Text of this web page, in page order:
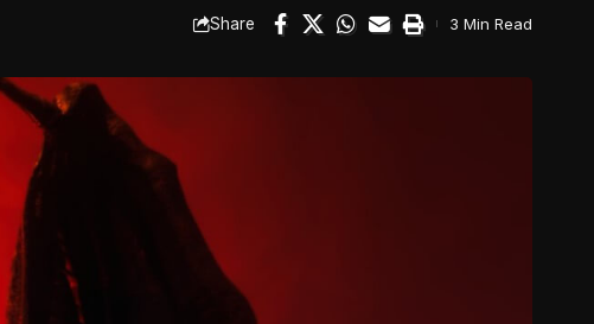
Share 3 Min Read